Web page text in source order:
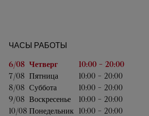
ЧАСЫ РАБОТЫ
День неделиЧасы работы
6/08 Четверг 10:00 - 20:00
7/08 Пятница 10:00 - 20:00
8/08 Суббота 10:00 - 20:00
9/08 Воскресенье 10:00 - 20:00
10/08 Понедельник 10:00 - 20:00